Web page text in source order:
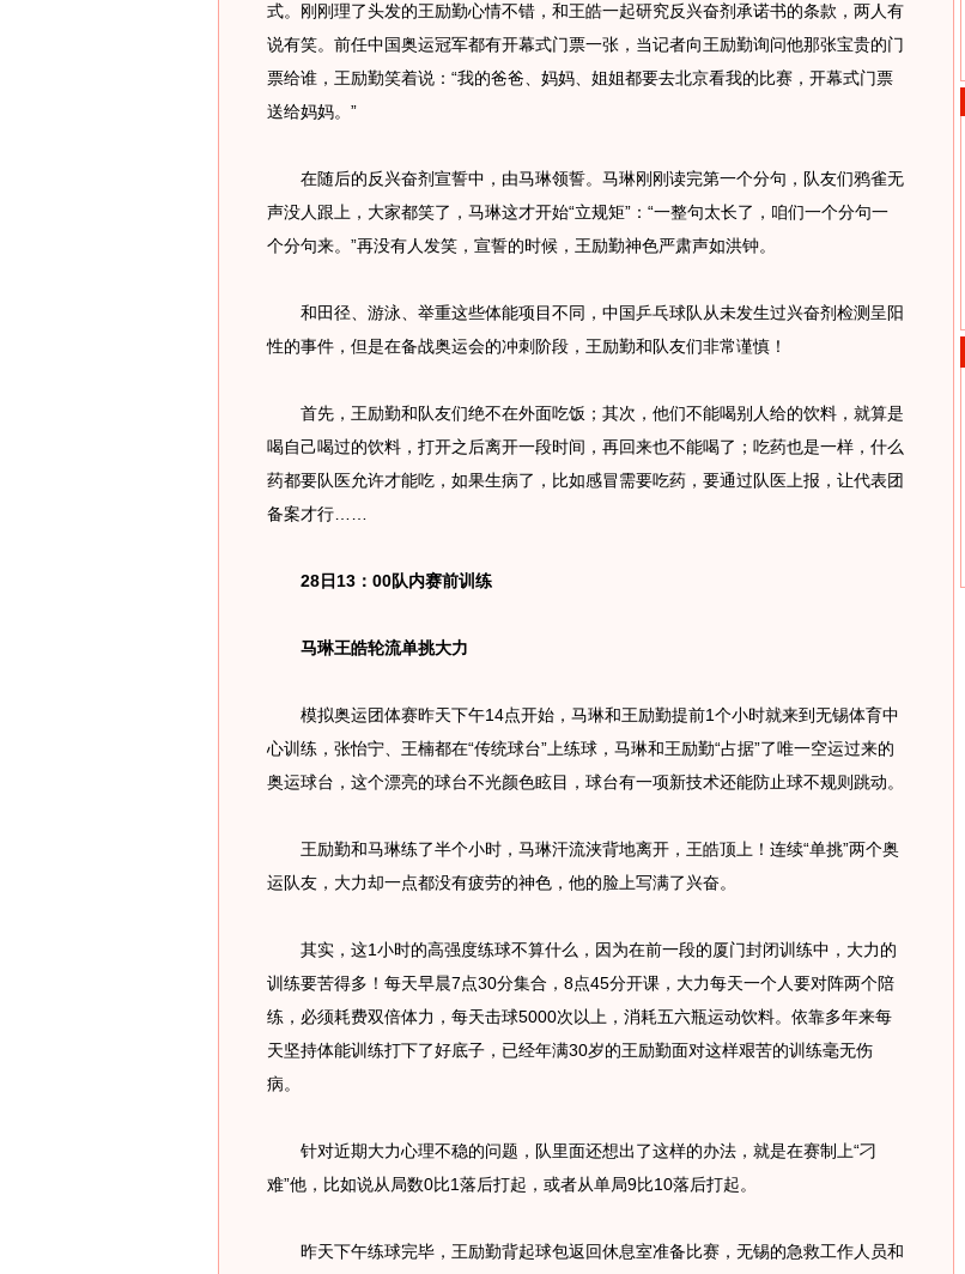
式。刚刚理了头发的王励勤心情不错，和王皓一起研究反兴奋剂承诺书的条款，两人有
说有笑。前任中国奥运冠军都有开幕式门票一张，当记者向王励勤询问他那张宝贵的门
票给谁，王励勤笑着说：“我的爸爸、妈妈、姐姐都要去北京看我的比赛，开幕式门票
送给妈妈。”
在随后的反兴奋剂宣誓中，由马琳领誓。马琳刚刚读完第一个分句，队友们鸦雀无
声没人跟上，大家都笑了，马琳这才开始“立规矩”：“一整句太长了，咱们一个分句一
个分句来。”再没有人发笑，宣誓的时候，王励勤神色严肃声如洪钟。
和田径、游泳、举重这些体能项目不同，中国乒乓球队从未发生过兴奋剂检测呈阳
性的事件，但是在备战奥运会的冲刺阶段，王励勤和队友们非常谨慎！
首先，王励勤和队友们绝不在外面吃饭；其次，他们不能喝别人给的饮料，就算是
喝自己喝过的饮料，打开之后离开一段时间，再回来也不能喝了；吃药也是一样，什么
药都要队医允许才能吃，如果生病了，比如感冒需要吃药，要通过队医上报，让代表团
备案才行……
28日13：00队内赛前训练
马琳王皓轮流单挑大力
模拟奥运团体赛昨天下午14点开始，马琳和王励勤提前1个小时就来到无锡体育中
心训练，张怡宁、王楠都在“传统球台”上练球，马琳和王励勤“占据”了唯一空运过来的
奥运球台，这个漂亮的球台不光颜色眩目，球台有一项新技术还能防止球不规则跳动。
王励勤和马琳练了半个小时，马琳汗流浃背地离开，王皓顶上！连续“单挑”两个奥
运队友，大力却一点都没有疲劳的神色，他的脸上写满了兴奋。
其实，这1小时的高强度练球不算什么，因为在前一段的厦门封闭训练中，大力的
训练要苦得多！每天早晨7点30分集合，8点45分开课，大力每天一个人要对阵两个陪
练，必须耗费双倍体力，每天击球5000次以上，消耗五六瓶运动饮料。依靠多年来每
天坚持体能训练打下了好底子，已经年满30岁的王励勤面对这样艰苦的训练毫无伤
病。
针对近期大力心理不稳的问题，队里面还想出了这样的办法，就是在赛制上“刁
难”他，比如说从局数0比1落后打起，或者从单局9比10落后打起。
昨天下午练球完毕，王励勤背起球包返回休息室准备比赛，无锡的急救工作人员和